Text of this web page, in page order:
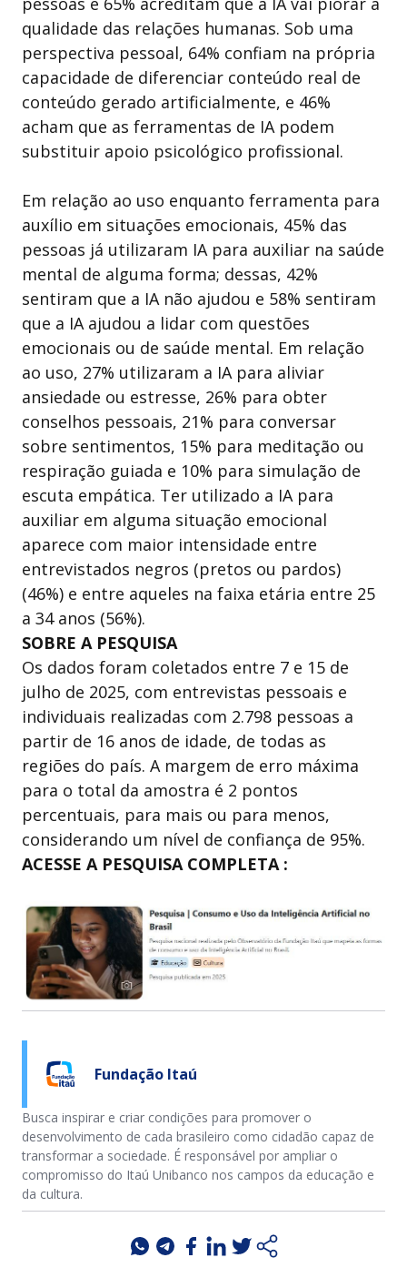
qualidade das relações humanas. Sob uma
perspectiva pessoal, 64% confiam na própria
capacidade de diferenciar conteúdo real de
conteúdo gerado artificialmente, e 46%
acham que as ferramentas de IA podem
substituir apoio psicológico profissional.
Em relação ao uso enquanto ferramenta para
auxílio em situações emocionais, 45% das
pessoas já utilizaram IA para auxiliar na saúde
mental de alguma forma; dessas, 42%
sentiram que a IA não ajudou e 58% sentiram
que a IA ajudou a lidar com questões
emocionais ou de saúde mental. Em relação
ao uso, 27% utilizaram a IA para aliviar
ansiedade ou estresse, 26% para obter
conselhos pessoais, 21% para conversar
sobre sentimentos, 15% para meditação ou
respiração guiada e 10% para simulação de
escuta empática. Ter utilizado a IA para
auxiliar em alguma situação emocional
aparece com maior intensidade entre
entrevistados negros (pretos ou pardos)
(46%) e entre aqueles na faixa etária entre 25
a 34 anos (56%).
SOBRE A PESQUISA
Os dados foram coletados entre 7 e 15 de
julho de 2025, com entrevistas pessoais e
individuais realizadas com 2.798 pessoas a
partir de 16 anos de idade, de todas as
regiões do país. A margem de erro máxima
para o total da amostra é 2 pontos
percentuais, para mais ou para menos,
considerando um nível de confiança de 95%.
ACESSE A PESQUISA COMPLETA :
Fundação Itaú
Busca inspirar e criar condições para promover o
desenvolvimento de cada brasileiro como cidadão capaz de
transformar a sociedade. É responsável por ampliar o
compromisso do Itaú Unibanco nos campos da educação e
da cultura.